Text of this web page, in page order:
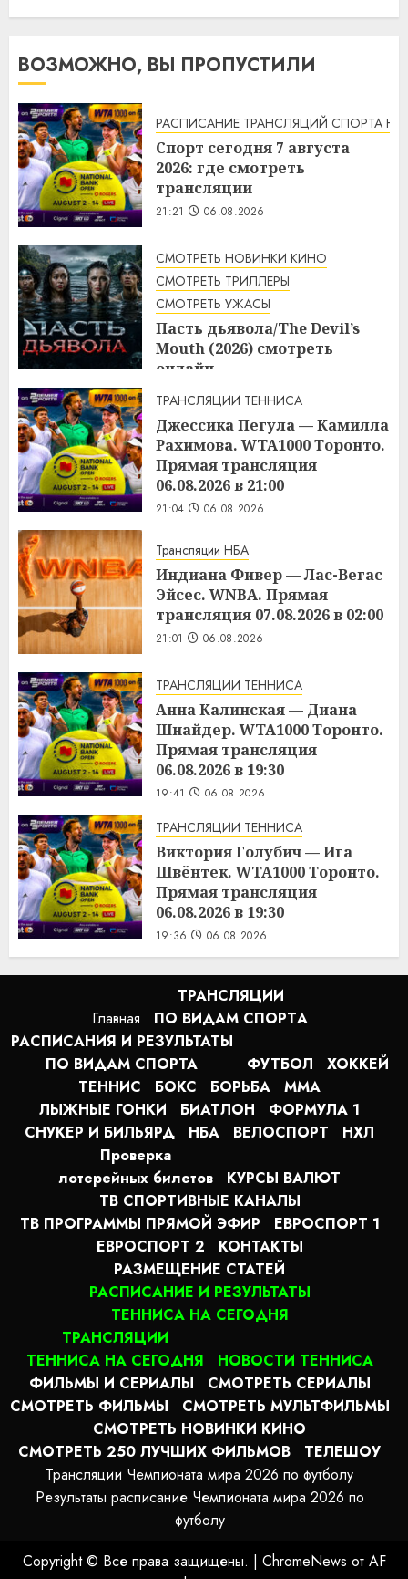
ВОЗМОЖНО, ВЫ ПРОПУСТИЛИ
РАСПИСАНИЕ ТРАНСЛЯЦИЙ СПОРТА НА
Спорт сегодня 7 августа
2026: где смотреть
трансляции
21:21 06.08.2026
СМОТРЕТЬ НОВИНКИ КИНО
СМОТРЕТЬ ТРИЛЛЕРЫ
СМОТРЕТЬ УЖАСЫ
Пасть дьявола/The Devil’s
Mouth (2026) смотреть
онлайн
21:17 06.08.2026
ТРАНСЛЯЦИИ ТЕННИСА
Джессика Пегула — Камилла
Рахимова. WTA1000 Торонто.
Прямая трансляция
06.08.2026 в 21:00
21:04 06.08.2026
Трансляции НБА
Индиана Фивер — Лас-Вегас
Эйсес. WNBA. Прямая
трансляция 07.08.2026 в 02:00
21:01 06.08.2026
ТРАНСЛЯЦИИ ТЕННИСА
Анна Калинская — Диана
Шнайдер. WTA1000 Торонто.
Прямая трансляция
06.08.2026 в 19:30
19:41 06.08.2026
ТРАНСЛЯЦИИ ТЕННИСА
Виктория Голубич — Ига
Швёнтек. WTA1000 Торонто.
Прямая трансляция
06.08.2026 в 19:30
19:36 06.08.2026
Главная
ТРАНСЛЯЦИИ
ПО ВИДАМ СПОРТA
РАСПИСАНИЯ И РЕЗУЛЬТАТЫ
ПО ВИДАМ СПОРТА
ФУТБОЛ
ХОККЕЙ
ТЕННИС
БОКС БОРЬБА
MMA
ЛЫЖНЫЕ ГОНКИ
БИАТЛОН
ФОРМУЛА 1
СНУКЕР И БИЛЬЯРД
НБА ВЕЛОСПОРТ
НХЛ
Проверка
лотерейных билетов
КУРСЫ ВАЛЮТ
ТВ СПОРТИВНЫЕ КАНАЛЫ
ТВ ПРОГРАММЫ ПРЯМОЙ ЭФИР
ЕВРОСПОРТ 1
ЕВРОСПОРТ 2
КОНТАКТЫ
РАЗМЕЩЕНИЕ СТАТЕЙ
РАСПИСАНИЕ И РЕЗУЛЬТАТЫ
ТЕННИСА НА СЕГОДНЯ
ТРАНСЛЯЦИИ
ТЕННИСА НА СЕГОДНЯ
НОВОСТИ ТЕННИСА
ФИЛЬМЫ И СЕРИАЛЫ
СМОТРЕТЬ СЕРИАЛЫ
СМОТРЕТЬ ФИЛЬМЫ
СМОТРЕТЬ МУЛЬТФИЛЬМЫ
СМОТРЕТЬ НОВИНКИ КИНО
СМОТРЕТЬ 250 ЛУЧШИХ ФИЛЬМОВ
ТЕЛЕШОУ
Трансляции Чемпионата мира 2026 по футболу
Результаты расписание Чемпионата мира 2026 по
футболу
Copyright © Все права защищены. | ChromeNews от AF